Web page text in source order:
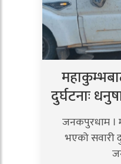
दुर्घटनाः
जनकपुरधाम ।
भएको सवारी